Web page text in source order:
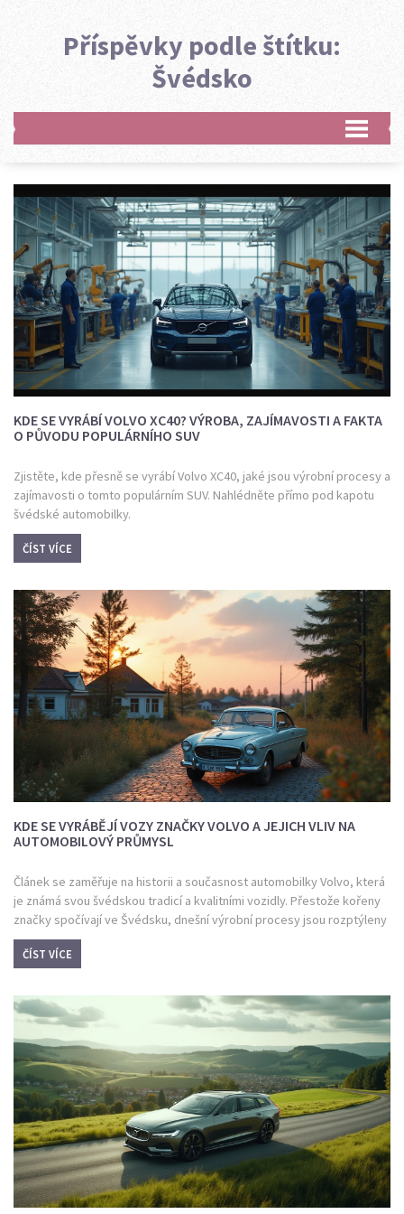
Příspěvky podle štítku:
Švédsko
KDE SE VYRÁBÍ VOLVO XC40? VÝROBA, ZAJÍMAVOSTI A FAKTA
O PŮVODU POPULÁRNÍHO SUV
Zjistěte, kde přesně se vyrábí Volvo XC40, jaké jsou výrobní procesy a
zajímavosti o tomto populárním SUV. Nahlédněte přímo pod kapotu
švédské automobilky.
ČÍST VÍCE
KDE SE VYRÁBĚJÍ VOZY ZNAČKY VOLVO A JEJICH VLIV NA
AUTOMOBILOVÝ PRŮMYSL
Článek se zaměřuje na historii a současnost automobilky Volvo, která
je známá svou švédskou tradicí a kvalitními vozidly. Přestože kořeny
značky spočívají ve Švédsku, dnešní výrobní procesy jsou rozptýleny
po celém světě. V textu se dozvíme nejen o švédských továrnách, ale
i o dalších místech, kde se vyrábějí automobily Volvo. Čtenářům
fanoušky značky.
ČÍST VÍCE